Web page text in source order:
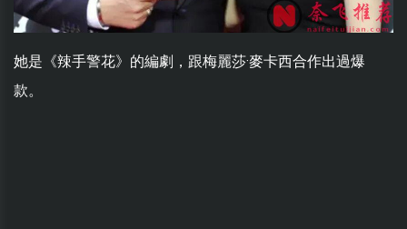
她是《辣手警花》的編劇，跟梅麗莎·麥卡西合作出過爆
款。